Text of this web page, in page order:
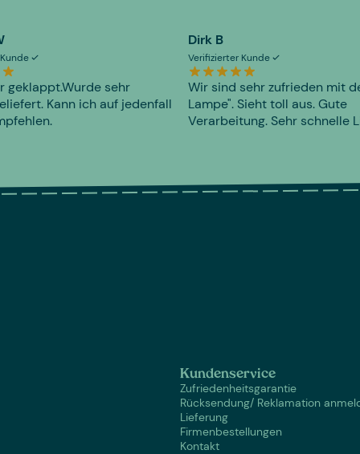
geklappt.Wurde sehr
Kann ich auf jedenfall
Dirk B
Verifizierter Kunde
Wir sind sehr zufrieden mit
Lampe". Sieht toll aus. Gute
Verarbeitung. Sehr schnelle
Kundenservice
Zufriedenheitsgarantie
Rücksendung/ Reklamation
Lieferung
Firmenbestellungen
Kontakt